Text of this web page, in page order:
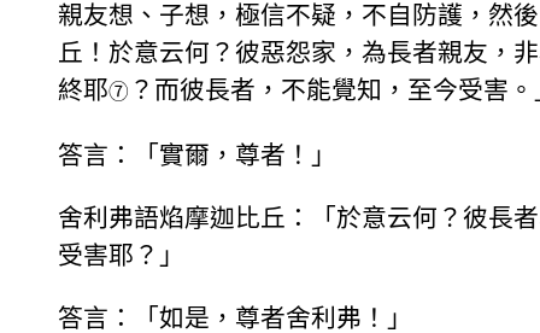
親友想、子想，極信不疑，不自防護，然
丘！於意云何？彼惡怨家，為長者親友，
終耶⑦ ？而彼長者，不能覺知，至今受害。
答言：「實爾，尊者！」
舍利弗語焰摩迦比丘：「於意云何？彼長
受害耶？」
答言：「如是，尊者舍利弗！」